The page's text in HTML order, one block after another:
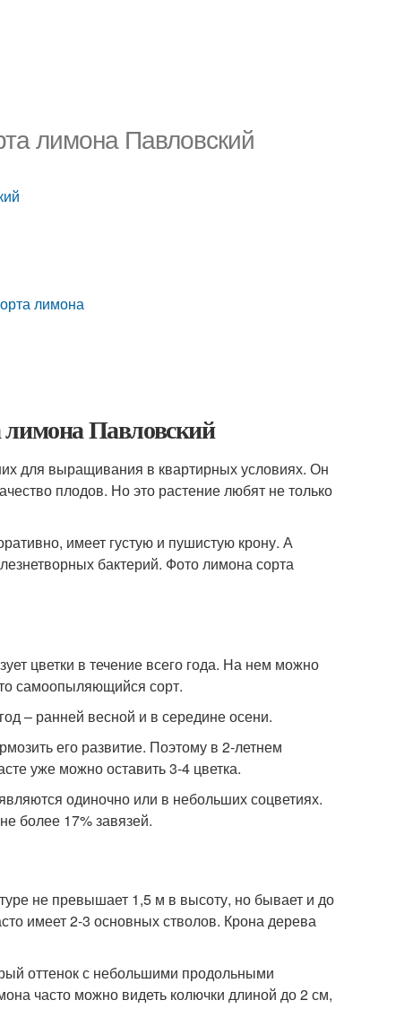
лимона Павловский
лимона
лимона Павловский
для выращивания в квартирных условиях. Он
плодов. Но это растение любят не только
имеет густую и пушистую крону. А
бактерий. Фото лимона сорта
цветки в течение всего года. На нем можно
самоопыляющийся сорт.
– ранней весной и в середине осени.
его развитие. Поэтому в 2-летнем
уже можно оставить 3-4 цветка.
одиночно или в небольших соцветиях.
более 17% завязей.
не превышает 1,5 м в высоту, но бывает и до
имеет 2-3 основных стволов. Крона дерева
оттенок с небольшими продольными
часто можно видеть колючки длиной до 2 см,